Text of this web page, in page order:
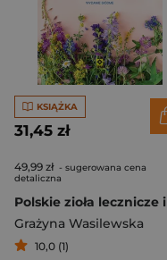
KSIĄŻKA
31,45 zł
49,99 zł - sugerowana cena
detaliczna
Grażyna Wasilewska
10,0 (1)